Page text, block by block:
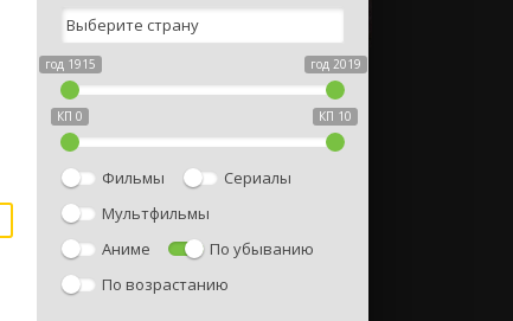
год 1915 год 2019
КП 0 КП 10
Фильмы
Сериалы
Мультфильмы
Аниме
По убыванию
По возрастанию